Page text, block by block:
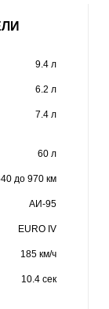
9.4 л
6.2 л
7.4 л
60 л
до 970 км
АИ-95
EURO IV
185 км/ч
10.4 сек